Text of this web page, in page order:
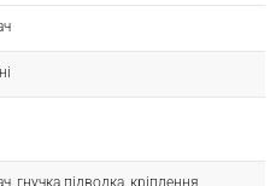
гнучка підводка, кріплення.